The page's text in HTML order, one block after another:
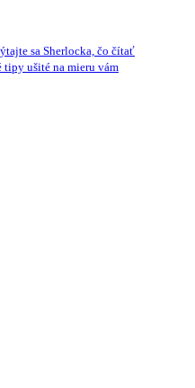
sa Sherlocka, čo čítať
tipy ušité na mieru vám